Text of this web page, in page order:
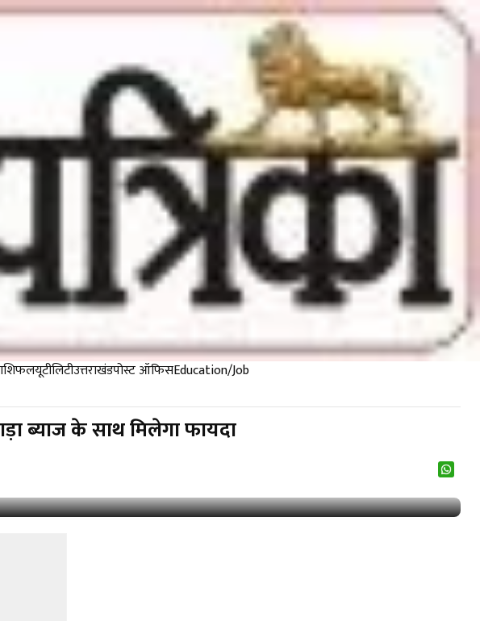
यूटीलिटीउत्तराखंडपोस्ट ऑफिसEducation/Job
ब्याज के साथ मिलेगा फायदा